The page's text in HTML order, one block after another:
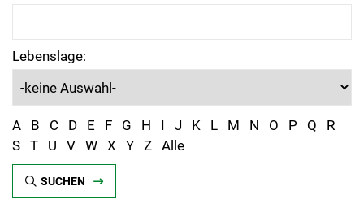
Lebenslage:
A B C D E F G H I J K L M N O P Q
R
S T U V W X Y Z Alle
SUCHEN